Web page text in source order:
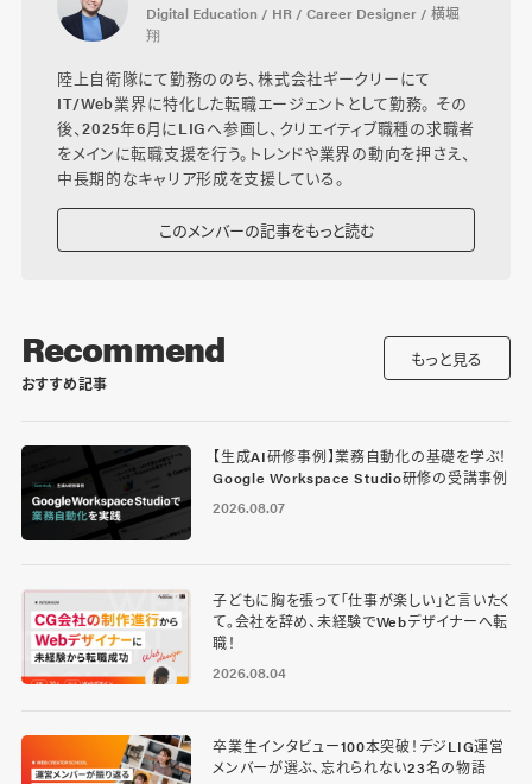
Digital Education / HR / Career Designer / 横堀
翔
陸上自衛隊にて勤務ののち、株式会社ギークリーにて
IT/Web業界に特化した転職エージェントとして勤務。 その
後、2025年6月にLIGへ参画し、クリエイティブ職種の求職者
をメインに転職支援を行う。トレンドや業界の動向を押さえ、
中長期的なキャリア形成を支援している。
このメンバーの記事をもっと読む
Recommend
おすすめ記事
もっと見る
【生成AI研修事例】業務自動化の基礎を学ぶ！
Google Workspace Studio研修の受講事例
2026.08.07
子どもに胸を張って「仕事が楽しい」と言いたく
て。会社を辞め、未経験でWebデザイナーへ転
職！
2026.08.04
卒業生インタビュー100本突破！デジLIG運営
メンバーが選ぶ、忘れられない23名の物語